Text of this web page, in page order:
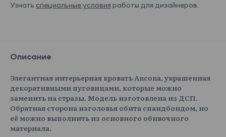
Узнать специальные условия работы для дизайнеров.
Описание
Элегантная интерьерная кровать Ancona, украшенная
декоративными пуговицами, которые можно
заменить на стразы. Модель изготовлена из ДСП.
Обратная сторона изголовья обита спандбондом, но
её можно выполнить из основного обивочного
материала.